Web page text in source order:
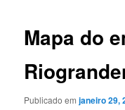
Mapa do
Publicado emjaneiro 29,